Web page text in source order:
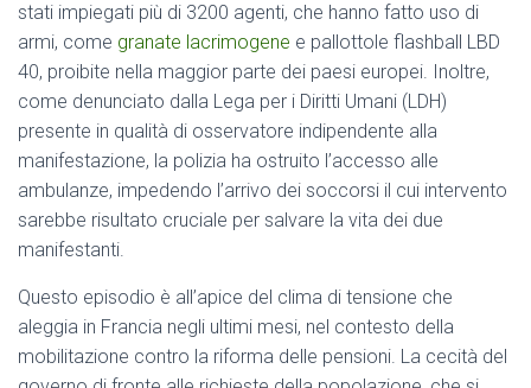
stati impiegati più di 3200 agenti, che hanno fatto uso di
armi, come granate lacrimogene e pallottole flashball LBD
40, proibite nella maggior parte dei paesi europei. Inoltre,
come denunciato dalla Lega per i Diritti Umani (LDH)
presente in qualità di osservatore indipendente alla
manifestazione, la polizia ha ostruito l’accesso alle
ambulanze, impedendo l’arrivo dei soccorsi il cui intervento
sarebbe risultato cruciale per salvare la vita dei due
manifestanti.
Questo episodio è all’apice del clima di tensione che
aleggia in Francia negli ultimi mesi, nel contesto della
mobilitazione contro la riforma delle pensioni. La cecità del